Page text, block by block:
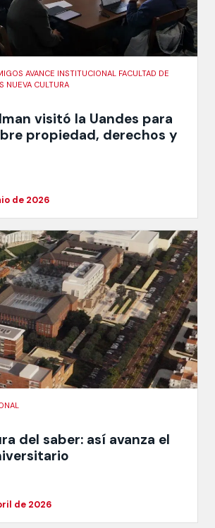
AVANCE INSTITUCIONAL FACULTAD DE
NUEVA CULTURA
visitó la Uandes para
propiedad, derechos y
de 2026
del saber: así avanza el
de 2026